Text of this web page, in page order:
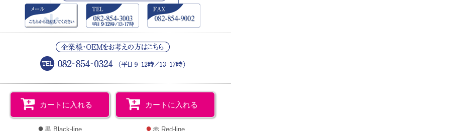
カートに入れる
● 黒 Black-line
カートに入れる
● 赤 Red-line